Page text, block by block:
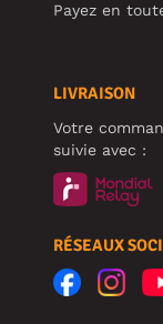
Payez en
LIVRAISON
Votre
suivie avec :
RÉSEAUX